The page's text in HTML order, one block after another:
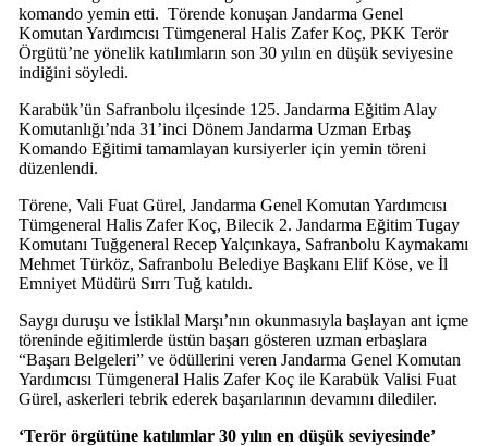
komando yemin etti. Törende konuşan Jandarma Genel
Komutan Yardımcısı Tümgeneral Halis Zafer Koç, PKK Terör
Örgütü’ne yönelik katılımların son 30 yılın en düşük seviyesine
indiğini söyledi.
Karabük’ün Safranbolu ilçesinde 125. Jandarma Eğitim Alay
Komutanlığı’nda 31’inci Dönem Jandarma Uzman Erbaş
Komando Eğitimi tamamlayan kursiyerler için yemin töreni
düzenlendi.
Törene, Vali Fuat Gürel, Jandarma Genel Komutan Yardımcısı
Tümgeneral Halis Zafer Koç, Bilecik 2. Jandarma Eğitim Tugay
Komutanı Tuğgeneral Recep Yalçınkaya, Safranbolu Kaymakamı
Mehmet Türköz, Safranbolu Belediye Başkanı Elif Köse, ve İl
Emniyet Müdürü Sırrı Tuğ katıldı.
Saygı duruşu ve İstiklal Marşı’nın okunmasıyla başlayan ant içme
töreninde eğitimlerde üstün başarı gösteren uzman erbaşlara
“Başarı Belgeleri” ve ödüllerini veren Jandarma Genel Komutan
Yardımcısı Tümgeneral Halis Zafer Koç ile Karabük Valisi Fuat
Gürel, askerleri tebrik ederek başarılarının devamını dilediler.
‘Terör örgütüne katılımlar 30 yılın en düşük seviyesinde’